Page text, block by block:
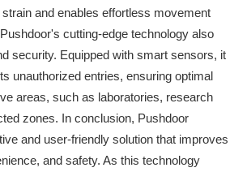
and enables effortless movement
cutting-edge technology also
security. Equipped with smart sensors, it
unauthorized entries, ensuring optimal
areas, such as laboratories, research
zones. In conclusion, Pushdoor
and user-friendly solution that improves
and safety. As this technology